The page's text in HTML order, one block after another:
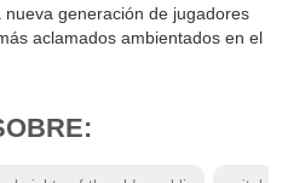
nueva generación de jugadores
aclamados ambientados en el